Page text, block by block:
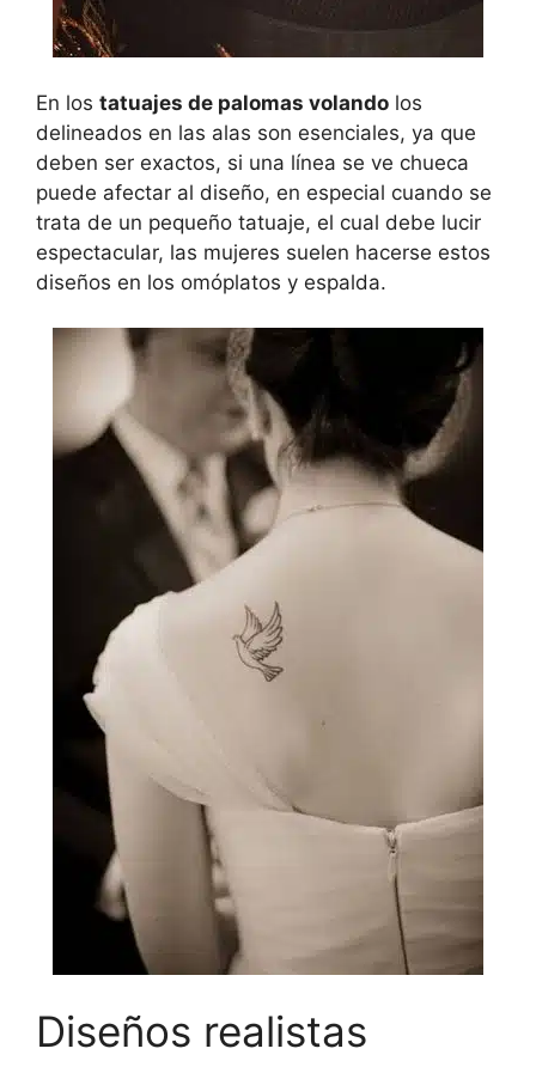
En los tatuajes de palomas volando los
delineados en las alas son esenciales, ya que
deben ser exactos, si una línea se ve chueca
puede afectar al diseño, en especial cuando se
trata de un pequeño tatuaje, el cual debe lucir
espectacular, las mujeres suelen hacerse estos
diseños en los omóplatos y espalda.
Diseños realistas